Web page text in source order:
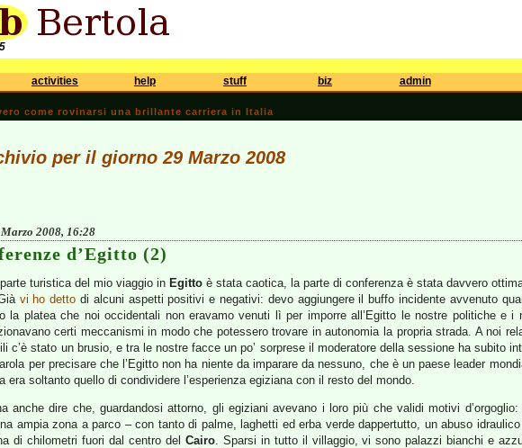
activities help stuff biz admin
come rovinarsi una brillante carriera in Italia
per il giorno 29 Marzo 2008
2008, 16:28
d’Egitto (2)
turistica del mio viaggio in Egitto è stata caotica, la parte di conferenza è stata davvero
vi ho detto di alcuni aspetti positivi e negativi: devo aggiungere il buffo incidente avvenuto
la platea che noi occidentali non eravamo venuti lì per imporre all’Egitto le nostre politiche e i
certi meccanismi in modo che potessero trovare in autonomia la propria strada. A noi
c’è stato un brusio, e tra le nostre facce un po’ sorprese il moderatore della sessione ha subito
per precisare che l’Egitto non ha niente da imparare da nessuno, che è un paese leader
era soltanto quello di condividere l’esperienza egiziana con il resto del mondo.
anche dire che, guardandosi attorno, gli egiziani avevano i loro più che validi motivi
ampia zona a parco – con tanto di palme, laghetti ed erba verde dappertutto, un abuso
di chilometri fuori dal centro del Cairo. Sparsi in tutto il villaggio, vi sono palazzi bianchi e